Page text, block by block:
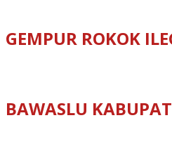
GEMPUR ROKOK
BAWASLU